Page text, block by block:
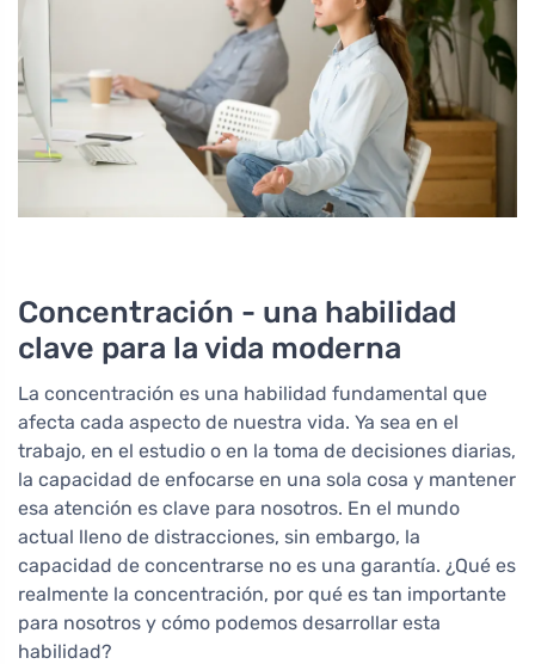
Concentración - una habilidad
clave para la vida moderna
La concentración es una habilidad fundamental que
afecta cada aspecto de nuestra vida. Ya sea en el
trabajo, en el estudio o en la toma de decisiones diarias,
la capacidad de enfocarse en una sola cosa y mantener
esa atención es clave para nosotros. En el mundo
actual lleno de distracciones, sin embargo, la
capacidad de concentrarse no es una garantía. ¿Qué es
realmente la concentración, por qué es tan importante
para nosotros y cómo podemos desarrollar esta
habilidad?